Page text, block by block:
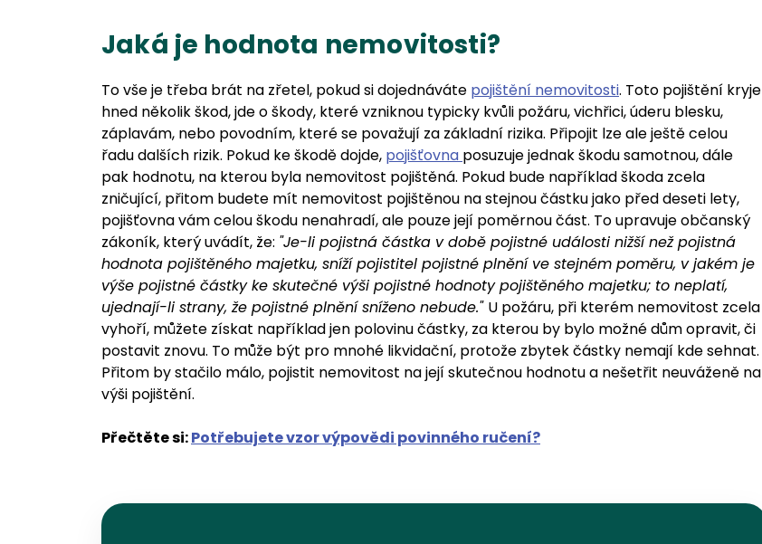
Jaká je hodnota nemovitosti?
To vše je třeba brát na zřetel, pokud si dojednáváte pojištění nemovitosti. Toto pojištění kryje
hned několik škod, jde o škody, které vzniknou typicky kvůli požáru, vichřici, úderu blesku,
záplavám, nebo povodním, které se považují za základní rizika. Připojit lze ale ještě celou
řadu dalších rizik. Pokud ke škodě dojde, pojišťovna posuzuje jednak škodu samotnou, dále
pak hodnotu, na kterou byla nemovitost pojištěná. Pokud bude například škoda zcela
zničující, přitom budete mít nemovitost pojištěnou na stejnou částku jako před deseti lety,
pojišťovna vám celou škodu nenahradí, ale pouze její poměrnou část. To upravuje občanský
zákoník, který uvádít, že: "Je-li pojistná částka v době pojistné události nižší než pojistná
hodnota pojištěného majetku, sníží pojistitel pojistné plnění ve stejném poměru, v jakém je
výše pojistné částky ke skutečné výši pojistné hodnoty pojištěného majetku; to neplatí,
ujednají-li strany, že pojistné plnění sníženo nebude." U požáru, při kterém nemovitost zcela
vyhoří, můžete získat například jen polovinu částky, za kterou by bylo možné dům opravit, či
postavit znovu. To může být pro mnohé likvidační, protože zbytek částky nemají kde sehnat.
Přitom by stačilo málo, pojistit nemovitost na její skutečnou hodnotu a nešetřit neuváženě na
výši pojištění.
Přečtěte si:Potřebujete vzor výpovědi povinného ručení?